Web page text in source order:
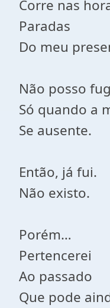
Corre nas
Paradas
Do meu
Não posso
Só quando a
Se ausente.
Então, já fui.
Não existo.
Porém…
Pertencerei
Ao passado
Que pode